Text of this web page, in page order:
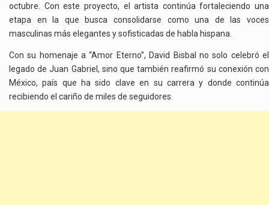
octubre. Con este proyecto, el artista continúa fortaleciendo una
etapa en la que busca consolidarse como una de las voces
masculinas más elegantes y sofisticadas de habla hispana.
Con su homenaje a “Amor Eterno”, David Bisbal no solo celebró el
legado de Juan Gabriel, sino que también reafirmó su conexión con
México, país que ha sido clave en su carrera y donde continúa
recibiendo el cariño de miles de seguidores.